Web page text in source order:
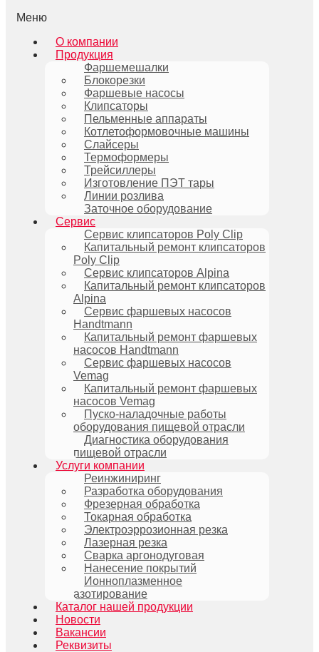
Меню
О компании
Продукция
Фаршемешалки
Блокорезки
Фаршевые насосы
Клипсаторы
Пельменные аппараты
Котлетоформовочные машины
Слайсеры
Термоформеры
Трейсиллеры
Изготовление ПЭТ тары
Линии розлива
Заточное оборудование
Сервис
Сервис клипсаторов Poly Clip
Капитальный ремонт клипсаторов
Poly Clip
Сервис клипсаторов Alpina
Капитальный ремонт клипсаторов
Alpina
Сервис фаршевых насосов
Handtmann
Капитальный ремонт фаршевых
насосов Handtmann
Сервис фаршевых насосов
Vemag
Капитальный ремонт фаршевых
насосов Vemag
Пуско-наладочные работы
оборудования пищевой отрасли
Диагностика оборудования
пищевой отрасли
Услуги компании
Реинжиниринг
Разработка оборудования
Фрезерная обработка
Токарная обработка
Электроэррозионная резка
Лазерная резка
Сварка аргонодуговая
Нанесение покрытий
Ионноплазменное
азотирование
Каталог нашей продукции
Новости
Вакансии
Реквизиты